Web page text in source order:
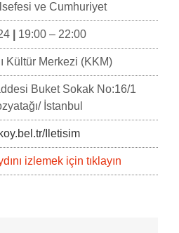
ve Cumhuriyet
19:00 – 22:00
Kültür Merkezi (KKM)
Buket Sokak No:16/1
İstanbul
Iletisim
izlemek için tıklayın